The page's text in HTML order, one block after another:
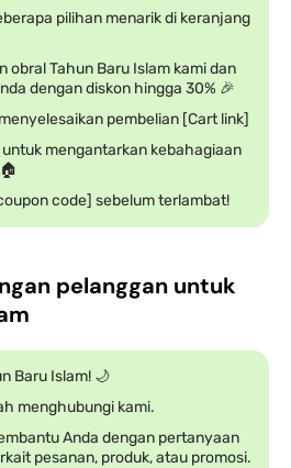
pilihan menarik di keranjang
obral Tahun Baru Islam kami dan
dengan diskon hingga 30% 🎉
pembelian [Cart link]
untuk mengantarkan kebahagiaan
code] sebelum terlambat!
pelanggan untuk
Baru Islam! 🌙
menghubungi kami.
Anda dengan pertanyaan
pesanan, produk, atau promosi.